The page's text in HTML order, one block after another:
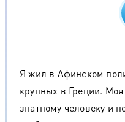
Я жил в Афинском
крупных в Греции.
знатному человеку и